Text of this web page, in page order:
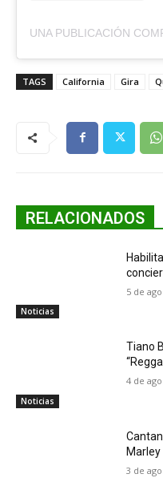
TAGS California Gira
RELACIONADOS
Noticias
5 de
Noticias
Tiano
4 de
3 de